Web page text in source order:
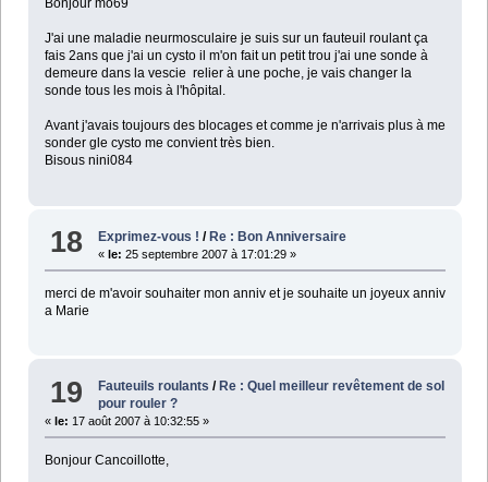
Bonjour mo69
J'ai une maladie neurmosculaire je suis sur un fauteuil roulant ça
fais 2ans que j'ai un cysto il m'on fait un petit trou j'ai une sonde à
demeure dans la vescie relier à une poche, je vais changer la
sonde tous les mois à l'hôpital.
Avant j'avais toujours des blocages et comme je n'arrivais plus à me
sonder gle cysto me convient très bien.
Bisous nini084
18 Exprimez-vous ! /Re : Bon Anniversaire
«le: 25 septembre 2007 à 17:01:29 »
merci de m'avoir souhaiter mon anniv et je souhaite un joyeux anniv
a Marie
19 Fauteuils roulants / Re : Quel meilleur revêtement de sol
pour rouler ?
« le: 17 août 2007 à 10:32:55 »
Bonjour Cancoillotte,